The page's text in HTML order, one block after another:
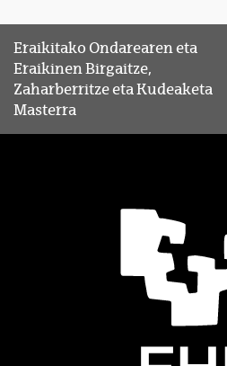
Eraikitako Ondarearen eta
Eraikinen Birgaitze,
Zaharberritze eta Kudeaketa
Masterra